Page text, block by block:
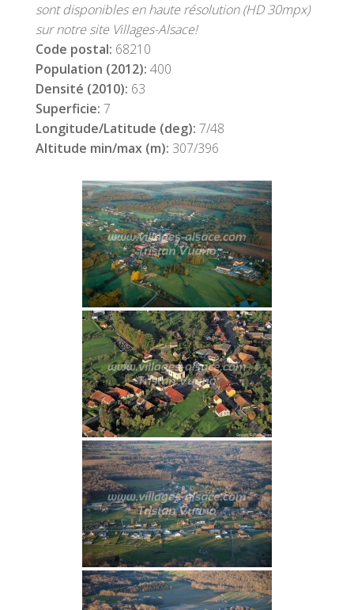
sont disponibles en haute résolution (HD 30mpx)
sur notre site Villages-Alsace!
Code postal: 68210
Population (2012): 400
Densité (2010): 63
Superficie: 7
Longitude/Latitude (deg): 7/48
Altitude min/max (m): 307/396